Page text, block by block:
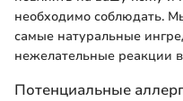
необходимо соблюдать.
самые натуральные
нежелательные реакции
Потенциальные